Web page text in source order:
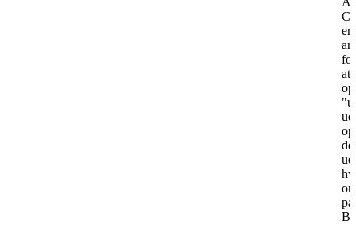
er
for
at
på